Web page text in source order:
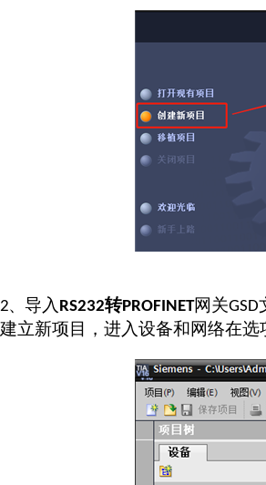
2、 导入 RS232转PROFINET网关GSD
建立新项目
， 进入设备和网络在选